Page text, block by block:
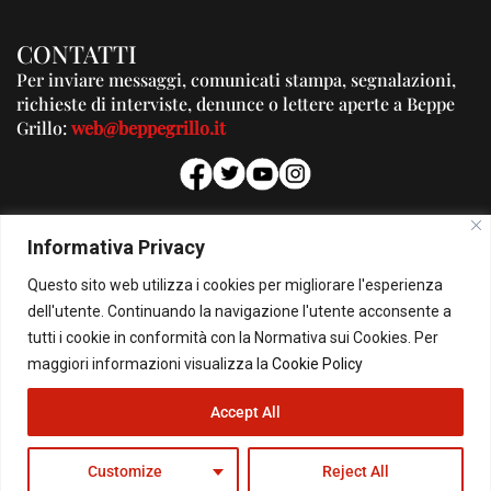
Informativa Privacy
Questo sito web utilizza i cookies per migliorare l'esperienza
dell'utente. Continuando la navigazione l'utente acconsente a
tutti i cookie in conformità con la Normativa sui Cookies. Per
maggiori informazioni visualizza la Cookie Policy
Customize Reject All
Accept All
CONTATTI
Per inviare messaggi, comunicati stampa, segnalazioni,
richieste di interviste, denunce o lettere aperte a Beppe
Grillo:web@beppegrillo.it
PUBBLICITA'
Per la tua pubblicità su questo Blog:
pubblicita@beppegrillo.it
HOMEPAGE COOKIE POLICY PRIVACY POLICY CONTATTI
© Copyright 2026 - Il Blog di Beppe Grillo. All Rights Reserved - Powered by
happygrafic.com